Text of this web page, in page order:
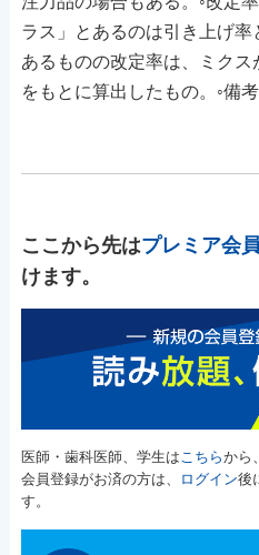
ラス」とあるのは引き上げ
あるものの改定率は、ミク
をもとに算出したもの。◦備
ここから先はプレミア会員
けます。
医師・歯科医師、学生はこちらから
会員登録がお済の方は、
ログイン後
す。